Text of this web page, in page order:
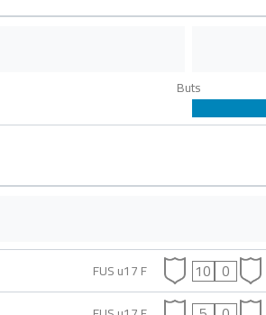
Buts
FUS u17 F 10 0